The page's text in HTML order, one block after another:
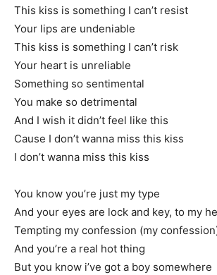
This kiss is something I can’t resist
Your lips are undeniable
This kiss is something I can’t risk
Your heart is unreliable
Something so sentimental
You make so detrimental
And I wish it didn’t feel like this
Cause I don’t wanna miss this kiss
I don’t wanna miss this kiss
You know you’re just my type
And your eyes are lock and key, to my
Tempting my confession (my
And you’re a real hot thing
But you know i’ve got a boy somewhere